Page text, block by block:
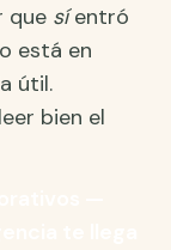
que síentró
está en
útil.
bien el